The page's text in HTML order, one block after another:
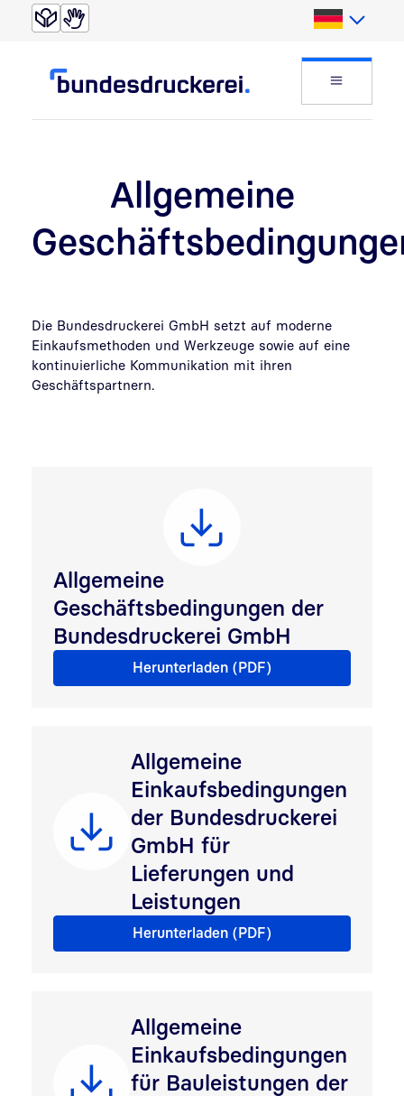
Direkt zur Suche
Direkt zum Inhalt
Deutsch
Allgemeine
Die Bundesdruckerei GmbH setzt auf moderne
Einkaufsmethoden und Werkzeuge sowie auf eine
kontinuierliche Kommunikation mit ihren
Geschäftspartnern.
Allgemeine
Geschäftsbedingungen der
Bundesdruckerei GmbH
Allgemeine Geschäftsbedingungen der
Herunterladen (PDF)
Allgemeine
Einkaufsbedingungen
der Bundesdruckerei
GmbH für
Lieferungen und
Leistungen
Allgemeine Einkaufsbedingungen der
Herunterladen (PDF)
Allgemeine
Einkaufsbedingungen
für Bauleistungen der